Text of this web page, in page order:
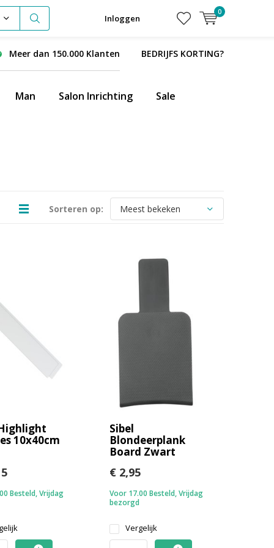
Inloggen
0
Meer dan 150.000 Klanten BEDRIJFS KORTING?
Man Salon Inrichting Sale
Sorteren op:
10x40cm
Besteld, Vrijdag
Sibel
Blondeerplank
Board Zwart
€ 2,95
Voor 17.00 Besteld, Vrijdag
bezorgd
Vergelijk